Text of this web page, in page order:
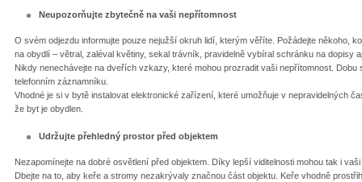
Neupozorňujte zbytečně na vaši nepřítomnost
O svém odjezdu informujte pouze nejužší okruh lidí, kterým věříte. Požádejte někoho,
na obydlí – větral, zaléval květiny, sekal trávník, pravidelně vybíral schránku na dopisy
Nikdy nenechávejte na dveřích vzkazy, které mohou prozradit vaši nepřítomnost.
telefonním záznamníku.
Vhodné je si v bytě instalovat elektronické zařízení, které umožňuje v nepravidelných
že byt je obydlen.
Udržujte přehledný prostor před objektem
Nezapomínejte na dobré osvětlení před objektem. Díky lepší viditelnosti mohou tak i
Dbejte na to, aby keře a stromy nezakrývaly značnou část objektu. Keře vhodně